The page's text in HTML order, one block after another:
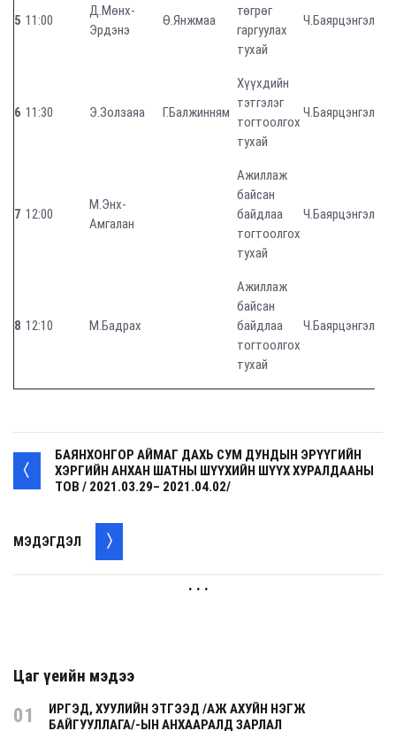
5 11:00
Д.Мөнх-
Эрдэнэ
Ө.Янжмаа
төгрөг
гаргуулах
тухай
Ч.Баярцэнгэл
6 11:30 Э.Золзаяа Г.Балжинням
Хүүхдийн
тэтгэлэг
тогтоолгох
тухай
Ч.Баярцэнгэл
7 12:00
М.Энх-
Амгалан
Ажиллаж
байсан
байдлаа
тогтоолгох
тухай
Ч.Баярцэнгэл
8 12:10 М.Бадрах
Ажиллаж
байсан
байдлаа
тогтоолгох
тухай
Ч.Баярцэнгэл
БАЯНХОНГОР АЙМАГ ДАХЬ СУМ ДУНДЫН ЭРҮҮГИЙН
ХЭРГИЙН АНХАН ШАТНЫ ШҮҮХИЙН ШҮҮХ ХУРАЛДААНЫ
ТОВ / 2021.03.29– 2021.04.02/
МЭДЭГДЭЛ
. . .
Цаг үеийн мэдээ
01
ИРГЭД, ХУУЛИЙН ЭТГЭЭД /АЖ АХУЙН НЭГЖ
БАЙГУУЛЛАГА/-ЫН АНХААРАЛД ЗАРЛАЛ